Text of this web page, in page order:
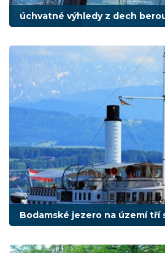
úchvatné výhledy z dech
Bodamské jezero na území tří